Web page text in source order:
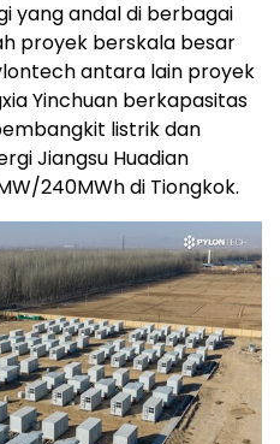
yang andal di berbagai
proyek berskala besar
antara lain proyek
Yinchuan berkapasitas
listrik dan
Jiangsu Huadian
240MWh di Tiongkok.